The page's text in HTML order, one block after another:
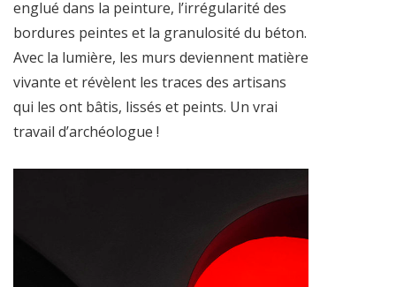
englué dans la peinture, l’irrégularité des
bordures peintes et la granulosité du béton.
Avec la lumière, les murs deviennent matière
vivante et révèlent les traces des artisans
qui les ont bâtis, lissés et peints. Un vrai
travail d’archéologue !